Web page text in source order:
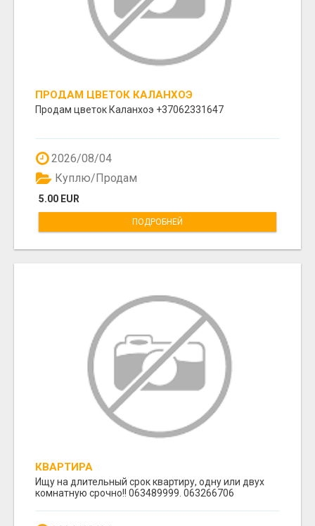
ПРОДАМ ЦВЕТОК КАЛАНХОЭ
Продам цветок Каланхоэ +37062331647
2026/08/04
5.00 EUR
Куплю/Продам
ПОДРОБНЕЙ
КВАРТИРА
Ищу на длительный срок квартиру, одну или двух
комнатную срочно!! 063489999. 063266706